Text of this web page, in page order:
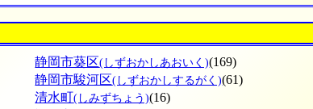
静岡市葵区(しずおかしあおいく)(169)
静岡市駿河区(しずおかしするがく)(61)
清水町(しみずちょう)(16)